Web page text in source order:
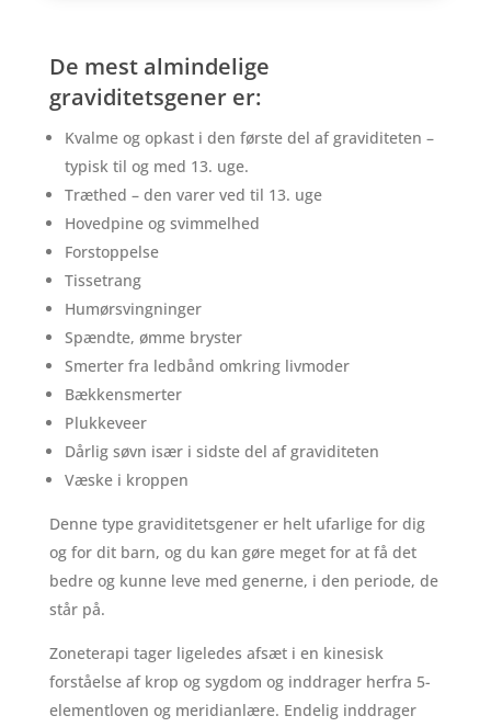
De mest almindelige
graviditetsgener er:
Kvalme og opkast i den første del af graviditeten –
typisk til og med 13. uge.
Træthed – den varer ved til 13. uge
Hovedpine og svimmelhed
Forstoppelse
Tissetrang
Humørsvingninger
Spændte, ømme bryster
Smerter fra ledbånd omkring livmoder
Bækkensmerter
Plukkeveer
Dårlig søvn især i sidste del af graviditeten
Væske i kroppen
Denne type graviditetsgener er helt ufarlige for dig
og for dit barn, og du kan gøre meget for at få det
bedre og kunne leve med generne, i den periode, de
står på.
Zoneterapi tager ligeledes afsæt i en kinesisk
forståelse af krop og sygdom og inddrager herfra 5-
elementloven og meridianlære. Endelig inddrager